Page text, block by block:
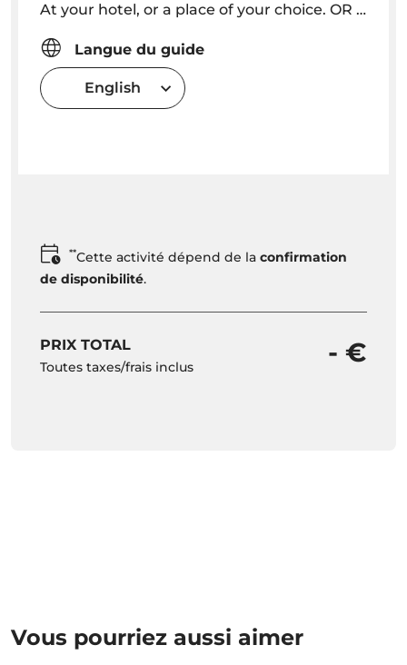
At your hotel, or a place of your choice. OR Porto dos Frades (parking place in the of asphalt)
Langue du guide
English
**Cette activité dépend de la confirmation
de disponibilité.
PRIX TOTAL
Toutes taxes/frais inclus - €
Vous pourriez aussi aimer